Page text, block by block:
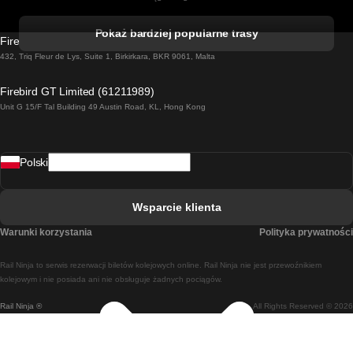
Pociąg Dublin - Galway
Pociąg Rzym - Neapol
Pociąg Madryt - Lizbona
Pociąg Madryt - Barcelona
Pokaż bardziej popularne trasy
Firebird GT Limited (OC 1451)
432, Triq Fleur de Lys, Suite 1, Birkirkara, BKR 9061, Malta
Firebird GT Limited (61211989)
Unit G 15/F Tal Building 49 Austin Road, KL, Hong Kong
Rail Ninja ® All Rights Reserved © 2026
Rail Ninja to serwis rezerwacji biletów kolejowych online. Rail Ninja nie jest przewoźnikiem
kolejowym i nie posiada ani nie obsługuje żadnych pociągów.
Polski
Wsparcie klienta
Warunki korzystania Polityka prywatności